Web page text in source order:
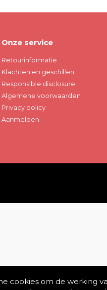
Onze service
Retourinformatie
Klachten en geschillen
Responsible disclosure
Algemene voorwaarden
Privacy policy
Aanmelden
cookies om de werking